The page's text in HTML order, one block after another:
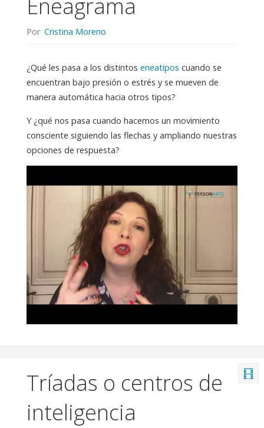
Eneagrama
Por Cristina Moreno
¿Qué les pasa a los distintos eneatipos cuando se
encuentran bajo presión o estrés y se mueven de
manera automática hacia otros tipos?
Y ¿qué nos pasa cuando hacemos un movimiento
consciente siguiendo las flechas y ampliando nuestras
opciones de respuesta?
Tríadas o centros de
inteligencia